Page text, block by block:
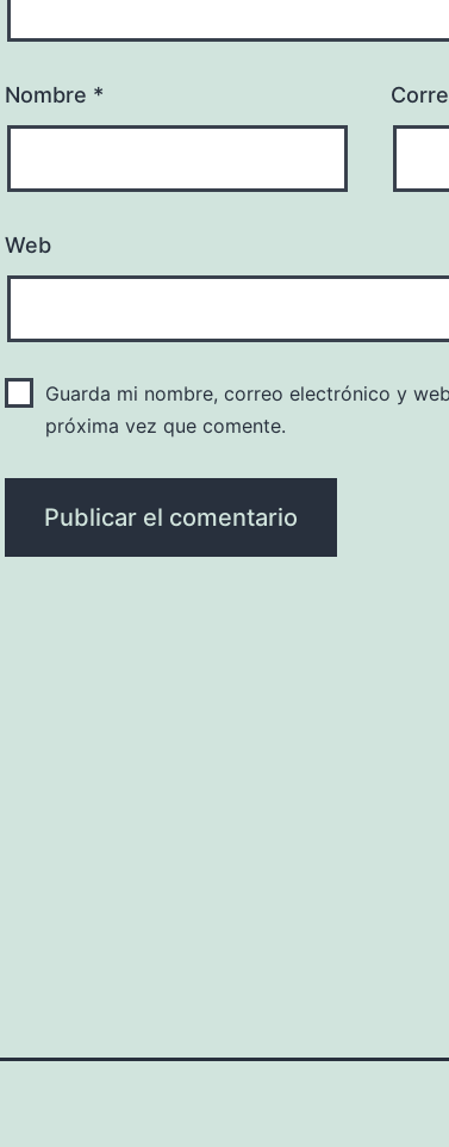
Nombre *
Web
Guarda mi nombre, correo electrónico y
próxima vez que comente.